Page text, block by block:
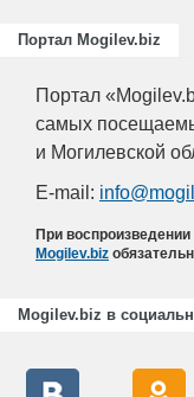
Портал Mogilev.biz
Портал
самых
и Могилевской
E-mail:
При
Mogilev.biz
Mogilev.biz в